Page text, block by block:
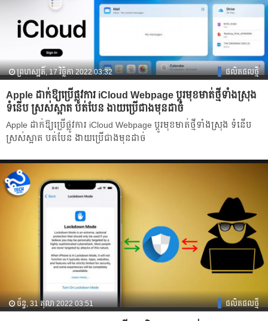
ព្រហស្បតិ៍, 17 វិច្ឆិកា 2022 03:32 ផលិតផលថ្មី
Apple ដាក់ឱ្យប្រើផ្លូវការ iCloud Webpage ប្ដូរមុខមាត់ថ្មីទាំងស្រុង
ទំនើប ស្រស់ស្អាត បត់បែន ងាយប្រើជាងមុនដាច់
Apple ដាក់ឱ្យប្រើផ្លូវការ iCloud Webpage ប្ដូរមុខមាត់ថ្មីទាំងស្រុង ទំនើប
ស្រស់ស្អាត បត់បែន ងាយប្រើជាងមុនដាច់
ច័ន្ទ, 31 តុលា 2022 03:51 ផលិតផលថ្មី